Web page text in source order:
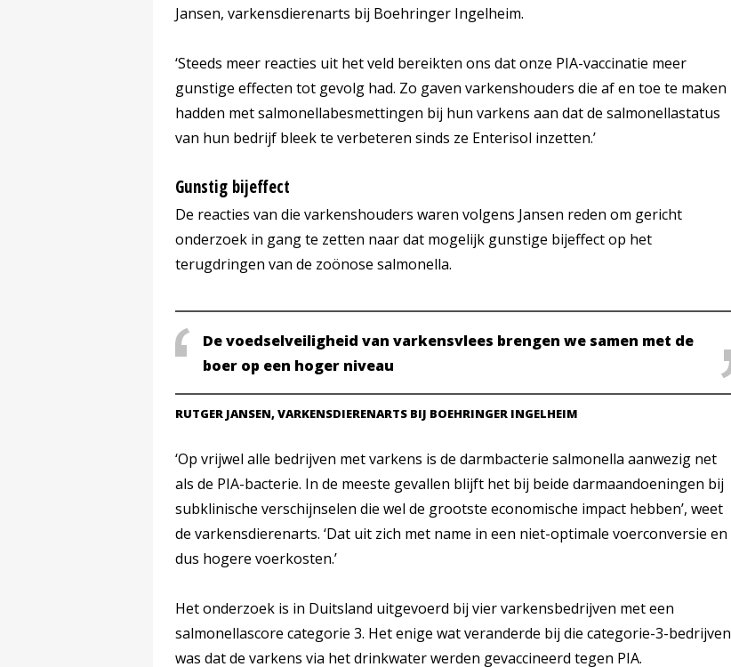
Jansen, varkensdierenarts bij Boehringer Ingelheim.
‘Steeds meer reacties uit het veld bereikten ons dat onze PIA-vaccinatie meer
gunstige effecten tot gevolg had. Zo gaven varkenshouders die af en toe te maken
hadden met salmonellabesmettingen bij hun varkens aan dat de salmonellastatus
van hun bedrijf bleek te verbeteren sinds ze Enterisol inzetten.’
Gunstig bijeffect
De reacties van die varkenshouders waren volgens Jansen reden om gericht
onderzoek in gang te zetten naar dat mogelijk gunstige bijeffect op het
terugdringen van de zoönose salmonella.
De voedselveiligheid van varkensvlees brengen we samen met de
boer op een hoger niveau
RUTGER JANSEN, VARKENSDIERENARTS BIJ BOEHRINGER INGELHEIM
‘Op vrijwel alle bedrijven met varkens is de darmbacterie salmonella aanwezig net
als de PIA-bacterie. In de meeste gevallen blijft het bij beide darmaandoeningen bij
subklinische verschijnselen die wel de grootste economische impact hebben’, weet
de varkensdierenarts. ‘Dat uit zich met name in een niet-optimale voerconversie en
dus hogere voerkosten.’
Het onderzoek is in Duitsland uitgevoerd bij vier varkensbedrijven met een
salmonellascore categorie 3. Het enige wat veranderde bij die categorie-3-bedrijven
was dat de varkens via het drinkwater werden gevaccineerd tegen PIA.